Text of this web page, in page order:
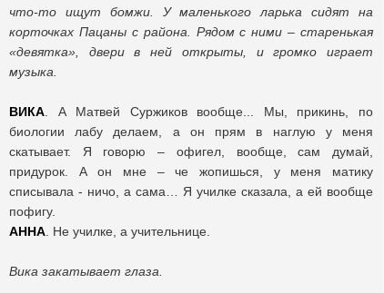
что-то ищут бомжи. У маленького ларька сидят на
корточках Пацаны с района. Рядом с ними – старенькая
«девятка», двери в ней открыты, и громко играет
музыка.
ВИКА . А Матвей Суржиков вообще... Мы, прикинь, по
биологии лабу делаем, а он прям в наглую у меня
скатывает. Я говорю – офигел, вообще, сам думай,
придурок. А он мне – че жопишься, у меня матику
списывала - ничо, а сама… Я училке сказала, а ей вообще
пофигу.
АННА . Не училке, а учительнице.
Вика закатывает глаза.